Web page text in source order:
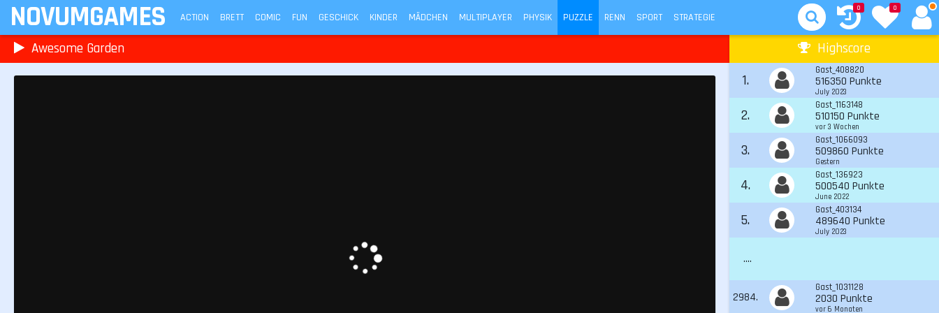
NOVUMGAMES ACTION BRETT COMIC FUN GESCHICK KINDER MÄDCHEN MULTIPLAYER PHYSIK PUZZLE RENN SPORT STRATEGIE
0
0
Awesome Garden Highscore
1.
Gast_408820
516350 Punkte
July 2023
2.
Gast_1163148
510150 Punkte
vor 3 Wochen
3.
Gast_1066093
509860 Punkte
Gestern
4.
Gast_136923
500540 Punkte
June 2022
5.
Gast_403134
489640 Punkte
July 2023
....
2984.
Gast_1031128
2030 Punkte
vor 6 Monaten